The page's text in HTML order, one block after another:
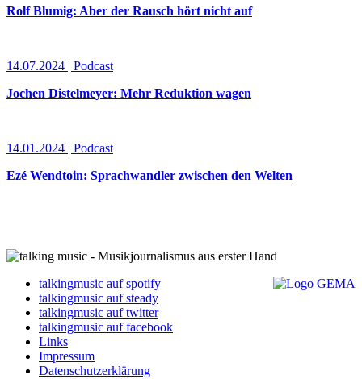
Rolf Blumig: Aber der Rausch hört nicht auf
14.07.2024 | Podcast
Jochen Distelmeyer: Mehr Reduktion wagen
14.01.2024 | Podcast
Ezé Wendtoin: Sprachwandler zwischen den Welten
talkingmusic auf spotify
talkingmusic auf steady
talkingmusic auf twitter
talkingmusic auf facebook
Links
Impressum
Datenschutzerklärung